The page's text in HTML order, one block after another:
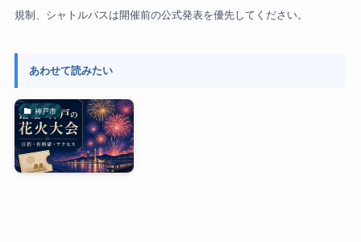
規制、シャトルバスは開催前の公式発表を優先してください。
あわせて読みたい
神戸市